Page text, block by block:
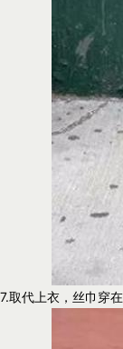
7.取代上衣，丝巾穿